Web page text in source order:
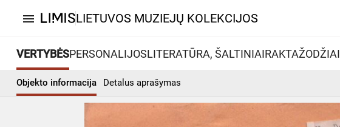
menu LIETUVOS MUZIEJŲ KOLEKCIJOS
VERTYBĖSPERSONALIJOSLITERATŪRA, ŠALTINIAIRAKTAŽODŽIAI
Objekto informacija Detalus aprašymas